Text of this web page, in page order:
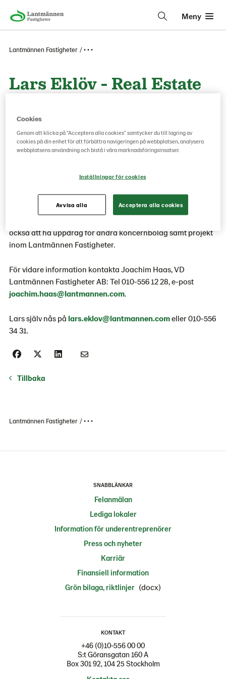
Meny
Lantmännen Fastigheter • • •
Lars Eklöv - Real Estate
Lars Eklöv kommer att börja som Real Estate Project
Manager på Lantmännen Fastigheter den 1 december. Lars
Lars kommer fortsatt att ansvara för lokalfrågorna hos
också att ha uppdrag för andra koncernbolag samt projekt
inom Lantmännen Fastigheter.
För vidare information kontakta Joachim Haas, VD
Lantmännen Fastigheter AB: Tel 010-556 12 28, e-post
joachim.haas@lantmannen.com.
Lars själv nås på lars.eklov@lantmannen.comeller 010-556
34 31.
Tillbaka
Lantmännen Fastigheter • • •
SNABBLÄNKAR
Felanmälan
Lediga lokaler
Information för underentreprenörer
Press och nyheter
Karriär
Finansiell information
Grön bilaga, riktlinjer (docx)
KONTAKT
+46 (0)10-556 00 00
S:t Göransgatan 160 A
Box 301 92, 104 25 Stockholm
Cookies
Genom att klicka på "Acceptera alla cookies" samtycker du till lagring av
cookies på din enhet för att förbättra navigeringen på webbplatsen, analysera
webbplatsens användning och bistå i våra marknadsföringsinsatser.
Inställningar för cookies
Avvisa alla Acceptera alla cookies